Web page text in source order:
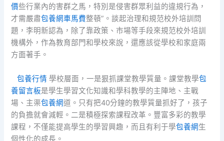
價些行業內的害群之馬，特別是侵害群眾利益的違規行為，
才需嚴肅包養網車馬費整頓”。談起治理和規范校外培訓問
題，李明新認為，除了靠政策、市場等手段來規范校外培訓
機構外，作為教育部門和學校來說，還應該從學校和家庭兩
方面著手。
包養行情 學校層面，一是狠抓課堂教學質量。課堂教學包
養留言板是學生學習文化知識和學科教學的主陣地、主戰
場、主渠包養網道。只有把40分鐘的教學質量抓好了，孩子
的負擔就會減輕。二是積極探索課程改革。豐富多彩的教學
課程，不僅能提高學生的學習興趣，而且有利于學包養網生
個性化的成長。